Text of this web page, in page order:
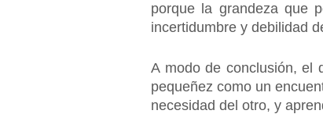
porque la grandeza que
incertidumbre y debilidad
A modo de conclusión, el
pequeñez como un
necesidad del otro, y